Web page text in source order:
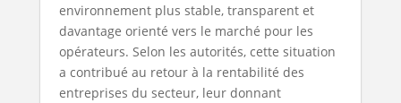
environnement plus stable, transparent et
davantage orienté vers le marché pour les
opérateurs. Selon les autorités, cette situation
a contribué au retour à la rentabilité des
entreprises du secteur, leur donnant